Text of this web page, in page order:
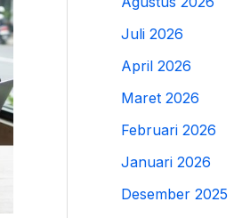
Juli 2026
April 2026
Maret 2026
Februari 2026
Januari 2026
Desember 2025